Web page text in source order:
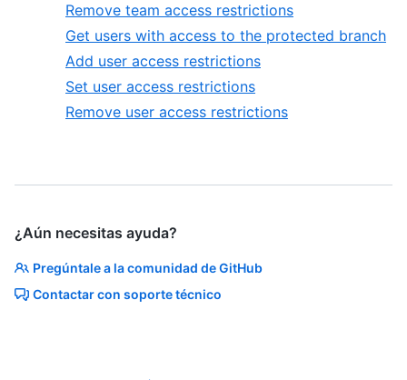
Remove team access restrictions
Get users with access to the protected branch
Add user access restrictions
Set user access restrictions
Remove user access restrictions
¿Aún necesitas ayuda?
Pregúntale a la comunidad de GitHub
Contactar con soporte técnico